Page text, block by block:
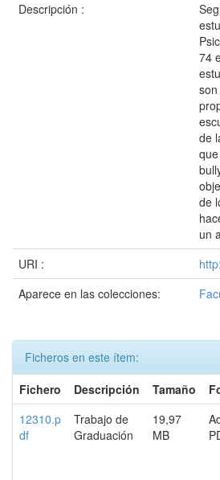
Descripción :
74
de
de
un
URI :
Aparece en las colecciones:
Ficheros en este ítem:
Fichero
Descripción Tamaño
12310.p
df
Trabajo de
Graduación
19,97
MB